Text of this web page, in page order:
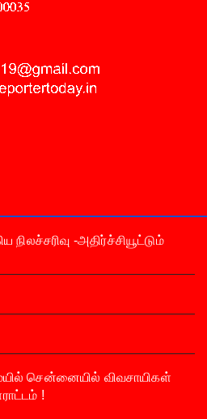
-அதிர்ச்சியூட்டும்
சென்னையில் விவசாயிகள்
!